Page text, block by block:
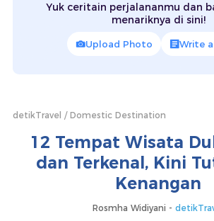
Yuk ceritain perjalananmu dan
menariknya di sini!
Upload Photo Write
detikTravel Domestic Destination
12 Tempat Wisata
dan Terkenal, Kini
Kenangan
Rosmha Widiyani -